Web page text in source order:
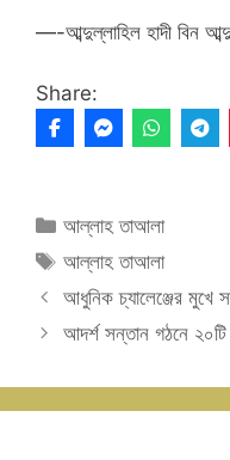
—-আব্দুল্লাহিল হাদী বিন
Share:
Categories
আল্লাহ তাআলা
Tags
আল্লাহ তাআলা
আধুনিক চ্যালেঞ্জের মুখে
আদর্শ সন্তান গঠনে ২০টি